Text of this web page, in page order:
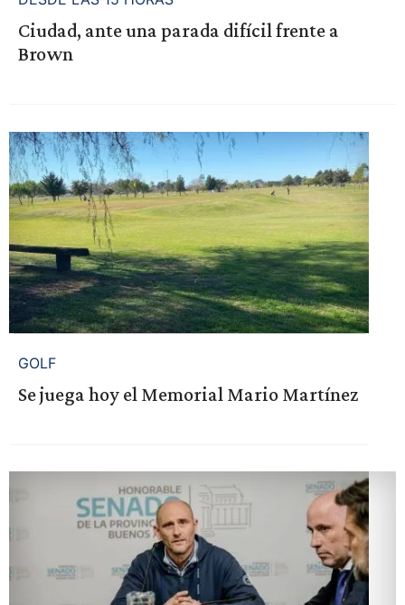
Ciudad, ante una parada difícil frente a
Brown
GOLF
Se juega hoy el Memorial Mario Martínez